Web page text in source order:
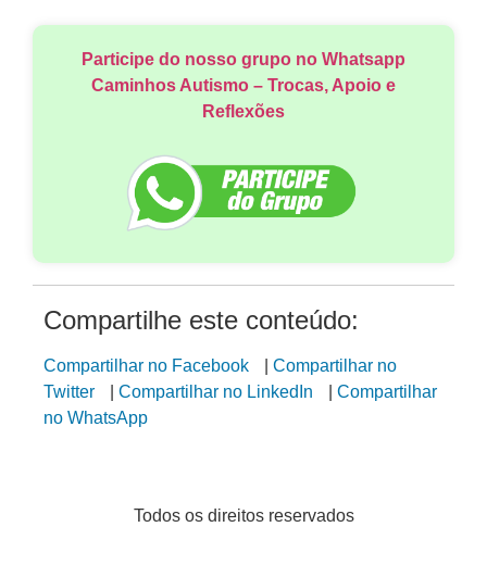
Participe do nosso grupo no Whatsapp
Caminhos Autismo – Trocas, Apoio e
Reflexões
Compartilhe este conteúdo:
Compartilhar no Facebook
Compartilhar no
Twitter
Compartilhar no LinkedIn
Compartilhar
no WhatsApp
Todos os direitos reservados